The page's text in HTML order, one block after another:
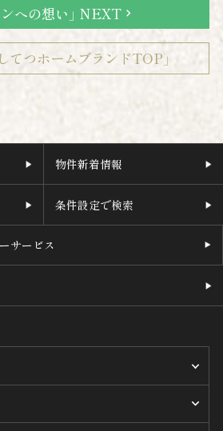
てつホームブランドTOP」
ンへの想い」 NEXT chevron_right
物件新着情報
条件設定で検索
サービス